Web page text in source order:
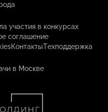
участия в конкурсах
соглашение
КонтактыТехподдержка
в Москве